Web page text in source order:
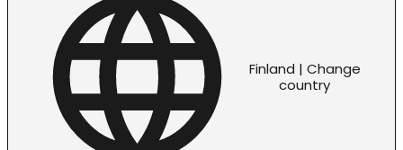
Finland | Change
country